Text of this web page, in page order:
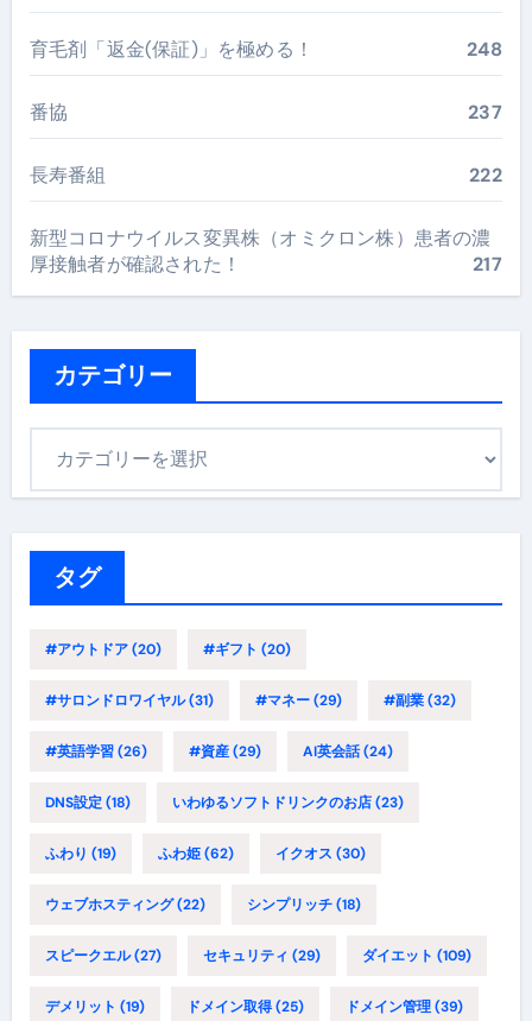
育毛剤「返金(保証)」を極める！ 248
番協 237
長寿番組 222
新型コロナウイルス変異株（オミクロン株）患者の濃
厚接触者が確認された！
217
カテゴリー
タグ
#アウトドア(20) #ギフト (20)
#サロンドロワイヤル(31) #マネー(29) #副業(32)
#英語学習(26) #資産(29) AI英会話(24)
DNS設定(18) いわゆるソフトドリンクのお店(23)
ふわり (19) ふわ姫(62) イクオス (30)
ウェブホスティング(22) シンプリッチ(18)
スピークエル(27) セキュリティ (29) ダイエット (109)
デメリット (19) ドメイン取得(25) ドメイン管理(39)